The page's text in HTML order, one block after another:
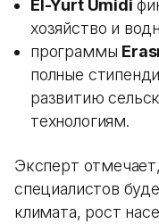
El-Yurt Umidi
хозяйство и
программы
полные
развитию
технологиям.
Эксперт
специалистов
климата, рост